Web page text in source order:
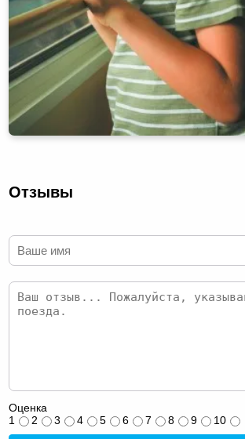
Отзывы
Оценка
1
2 3 4 5 6 7 8 9 10